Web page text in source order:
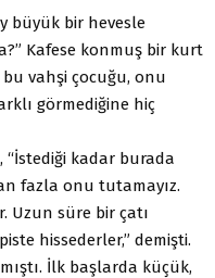
büyük bir hevesle
Kafese konmuş bir kurt
vahşi çocuğu, onu
görmediğine hiç
“İstediği kadar burada
fazla onu tutamayız.
Uzun süre bir çatı
hissederler,” demişti.
İlk başlarda küçük,